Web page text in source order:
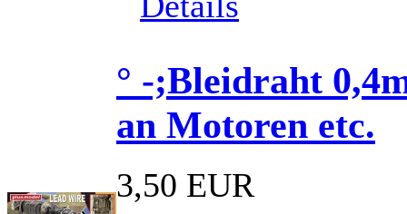
° -;Bleidraht
an Motoren etc.
3,50 EUR